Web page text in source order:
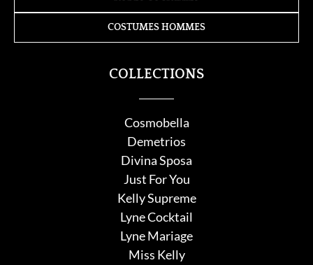
COLLECTIONS
Cosmobella
Demetrios
Divina Sposa
Just For You
Kelly Supreme
Lyne Cocktail
Lyne Mariage
Miss Kelly
COSTUMES HOMMES